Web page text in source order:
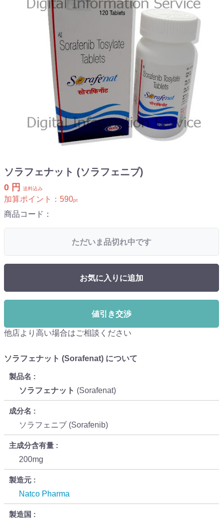
ソラフェナット (ソラフェニブ)
0 円 送料込み
加算ポイント： 590pt
商品コード：
ただいま品切れ中です
お気に入りに追加
値引き交渉
他店より高い場合はご相談ください
ソラフェナット (Sorafenat) について
製品名
ソラフェナット (Sorafenat)
成分名
ソラフェニブ (Sorafenib)
主成分含有量
200mg
製造元
Natco Pharma
製造国